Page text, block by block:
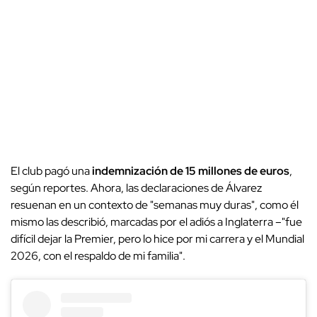
El club pagó unaindemnización de 15 millones de euros,
según reportes. Ahora, las declaraciones de Álvarez
resuenan en un contexto de "semanas muy duras", como él
mismo las describió, marcadas por el adiós a Inglaterra –"fue
difícil dejar la Premier, pero lo hice por mi carrera y el Mundial
2026, con el respaldo de mi familia".